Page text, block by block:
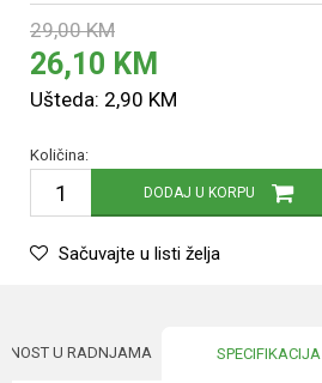
29,00 KM
26,10 KM
Ušteda: 2,90 KM
Količina:
DODAJ U KORPU
Sačuvajte u listi želja
U RADNJAMA SPECIFIKACIJA